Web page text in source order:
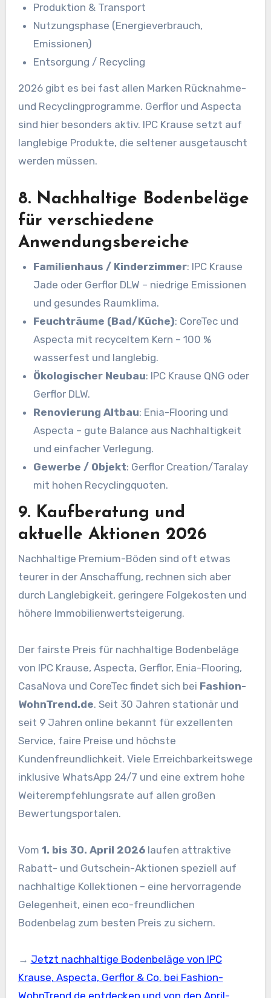
Produktion & Transport
Nutzungsphase (Energieverbrauch,
Emissionen)
Entsorgung / Recycling
2026 gibt es bei fast allen Marken Rücknahme-
und Recyclingprogramme. Gerflor und Aspecta
sind hier besonders aktiv. IPC Krause setzt auf
langlebige Produkte, die seltener ausgetauscht
werden müssen.
8. Nachhaltige Bodenbeläge
für verschiedene
Anwendungsbereiche
Familienhaus / Kinderzimmer: IPC Krause
Jade oder Gerflor DLW – niedrige Emissionen
und gesundes Raumklima.
Feuchträume (Bad/Küche): CoreTec und
Aspecta mit recyceltem Kern – 100 %
wasserfest und langlebig.
Ökologischer Neubau: IPC Krause QNG oder
Gerflor DLW.
Renovierung Altbau: Enia-Flooring und
Aspecta – gute Balance aus Nachhaltigkeit
und einfacher Verlegung.
Gewerbe / Objekt: Gerflor Creation/Taralay
mit hohen Recyclingquoten.
9. Kaufberatung und
aktuelle Aktionen 2026
Nachhaltige Premium-Böden sind oft etwas
teurer in der Anschaffung, rechnen sich aber
durch Langlebigkeit, geringere Folgekosten und
höhere Immobilienwertsteigerung.
Der fairste Preis für nachhaltige Bodenbeläge
von IPC Krause, Aspecta, Gerflor, Enia-Flooring,
CasaNova und CoreTec findet sich bei Fashion-
WohnTrend.de. Seit 30 Jahren stationär und
seit 9 Jahren online bekannt für exzellenten
Service, faire Preise und höchste
Kundenfreundlichkeit. Viele Erreichbarkeitswege
inklusive WhatsApp 24/7 und eine extrem hohe
Weiterempfehlungsrate auf allen großen
Bewertungsportalen.
Vom 1. bis 30. April 2026laufen attraktive
Rabatt- und Gutschein-Aktionen speziell auf
nachhaltige Kollektionen – eine hervorragende
Gelegenheit, einen eco-freundlichen
Bodenbelag zum besten Preis zu sichern.
→ Jetzt nachhaltige Bodenbeläge von IPC
Krause, Aspecta, Gerflor & Co. bei Fashion-